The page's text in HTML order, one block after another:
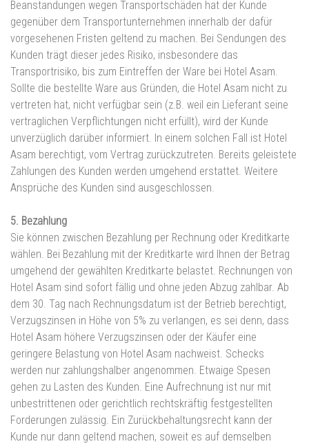
Beanstandungen wegen Transportschäden hat der Kunde
gegenüber dem Transportunternehmen innerhalb der dafür
vorgesehenen Fristen geltend zu machen. Bei Sendungen des
Kunden trägt dieser jedes Risiko, insbesondere das
Transportrisiko, bis zum Eintreffen der Ware bei Hotel Asam.
Sollte die bestellte Ware aus Gründen, die Hotel Asam nicht zu
vertreten hat, nicht verfügbar sein (z.B. weil ein Lieferant seine
vertraglichen Verpflichtungen nicht erfüllt), wird der Kunde
unverzüglich darüber informiert. In einem solchen Fall ist Hotel
Asam berechtigt, vom Vertrag zurückzutreten. Bereits geleistete
Zahlungen des Kunden werden umgehend erstattet. Weitere
Ansprüche des Kunden sind ausgeschlossen.
5. Bezahlung
Sie können zwischen Bezahlung per Rechnung oder Kreditkarte
wählen. Bei Bezahlung mit der Kreditkarte wird Ihnen der Betrag
umgehend der gewählten Kreditkarte belastet. Rechnungen von
Hotel Asam sind sofort fällig und ohne jeden Abzug zahlbar. Ab
dem 30. Tag nach Rechnungsdatum ist der Betrieb berechtigt,
Verzugszinsen in Höhe von 5% zu verlangen, es sei denn, dass
Hotel Asam höhere Verzugszinsen oder der Käufer eine
geringere Belastung von Hotel Asam nachweist. Schecks
werden nur zahlungshalber angenommen. Etwaige Spesen
gehen zu Lasten des Kunden. Eine Aufrechnung ist nur mit
unbestrittenen oder gerichtlich rechtskräftig festgestellten
Forderungen zulässig. Ein Zurückbehaltungsrecht kann der
Kunde nur dann geltend machen, soweit es auf demselben